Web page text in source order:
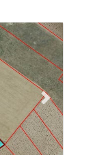
Next slide